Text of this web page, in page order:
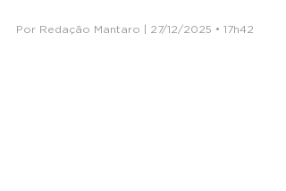
Por Redação Mantaro | 27/12/2025 • 17h42